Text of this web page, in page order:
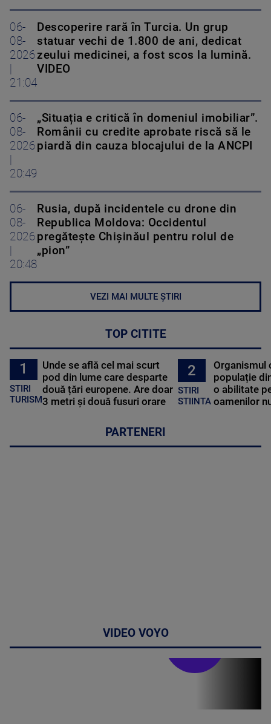
06-
08-
2026
21:04
Descoperire rară în Turcia. Un grup
statuar vechi de 1.800 de ani, dedicat
zeului medicinei, a fost scos la lumină.
VIDEO
06-
08-
2026
20:49
„Situația e critică în domeniul imobiliar”.
Românii cu credite aprobate riscă să le
piardă din cauza blocajului de la ANCPI
06-
08-
2026
20:48
Rusia, după incidentele cu drone din
Republica Moldova: Occidentul
pregătește Chișinăul pentru rolul de
„pion”
VEZI MAI MULTE ȘTIRI
TOP CITITE
1
STIRI
TURISM
Unde se află cel mai scurt
pod din lume care desparte
două țări europene. Are doar
3 metri și două fusuri orare
2
STIRI
STIINTA
Organismul
populație
o abilitate
oamenilor
PARTENERI
VIDEO VOYO